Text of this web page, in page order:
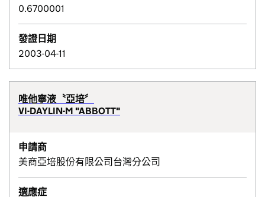
0.6700001
發證日期
2003-04-11
唯他寧液〝亞培〞
VI-DAYLIN-M "ABBOTT"
申請商
美商亞培股份有限公司台灣分公司
適應症